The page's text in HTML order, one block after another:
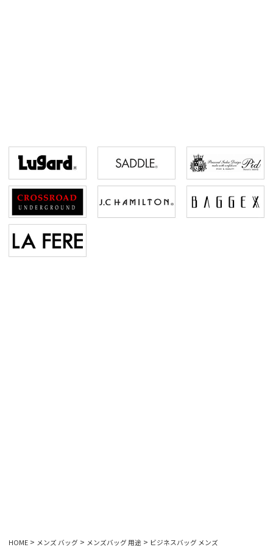
HOME メンズ バッグ メンズバッグ 用途 ビジネスバッグ メンズ